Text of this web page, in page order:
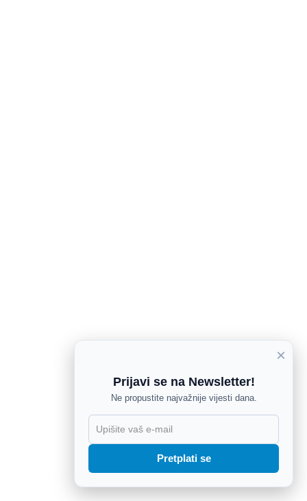
×
Prijavi se na Newsletter!
Ne propustite najvažnije vijesti dana.
Pretplati se